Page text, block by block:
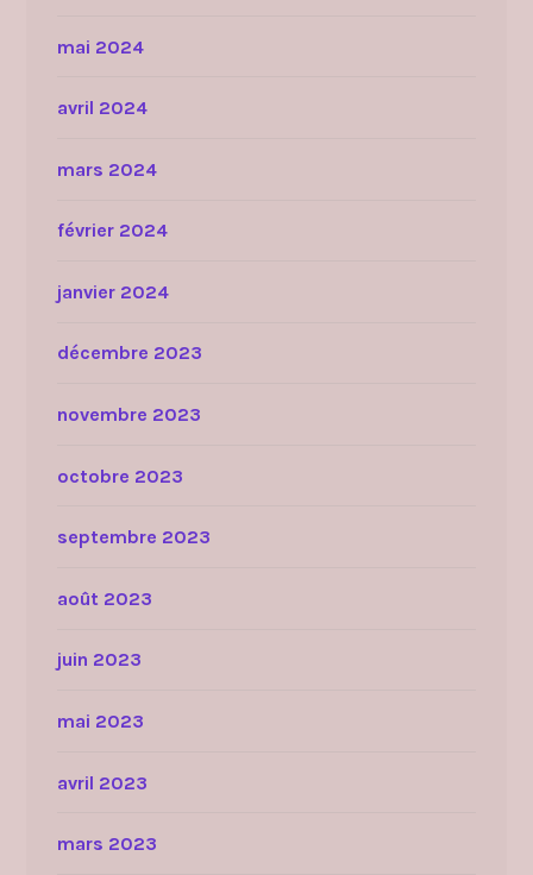
mai 2024
avril 2024
mars 2024
février 2024
janvier 2024
décembre 2023
novembre 2023
octobre 2023
septembre 2023
août 2023
juin 2023
mai 2023
avril 2023
mars 2023